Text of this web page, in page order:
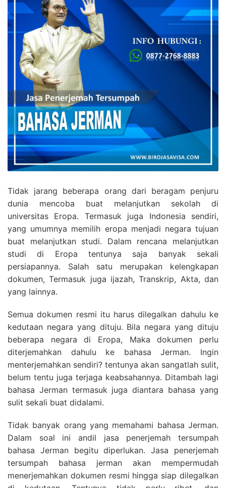
Tidak jarang beberapa orang dari beragam penjuru
dunia mencoba buat melanjutkan sekolah di
universitas Eropa. Termasuk juga Indonesia sendiri,
yang umumnya memilih eropa menjadi negara tujuan
buat melanjutkan studi. Dalam rencana melanjutkan
studi di Eropa tentunya saja banyak sekali
persiapannya. Salah satu merupakan kelengkapan
dokumen, Termasuk juga ijazah, Transkrip, Akta, dan
yang lainnya.
Semua dokumen resmi itu harus dilegalkan dahulu ke
kedutaan negara yang dituju. Bila negara yang dituju
beberapa negara di Eropa, Maka dokumen perlu
diterjemahkan dahulu ke bahasa Jerman. Ingin
menterjemahkan sendiri? tentunya akan sangatlah sulit,
belum tentu juga terjaga keabsahannya. Ditambah lagi
bahasa Jerman termasuk juga diantara bahasa yang
sulit sekali buat didalami.
Tidak banyak orang yang memahami bahasa Jerman.
Dalam soal ini andil jasa penerjemah tersumpah
bahasa Jerman begitu diperlukan. Jasa penerjemah
tersumpah bahasa jerman akan mempermudah
menerjemahkan dokumen resmi hingga siap dilegalkan